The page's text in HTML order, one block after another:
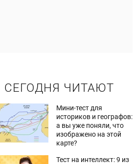
СЕГОДНЯ ЧИТАЮТ
Мини-тест для
историков и географов:
а вы уже поняли, что
изображено на этой
карте?
Тест на интеллект: 9 из